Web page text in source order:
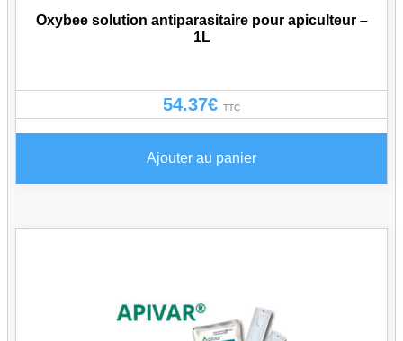
Oxybee solution antiparasitaire pour apiculteur –
1L
54.37€ TTC
Ajouter au panier